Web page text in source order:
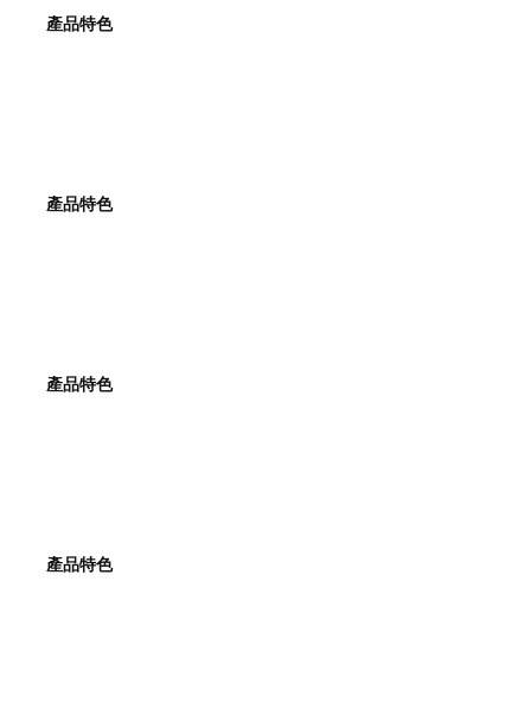
產品特色
產品特色
產品特色
產品特色